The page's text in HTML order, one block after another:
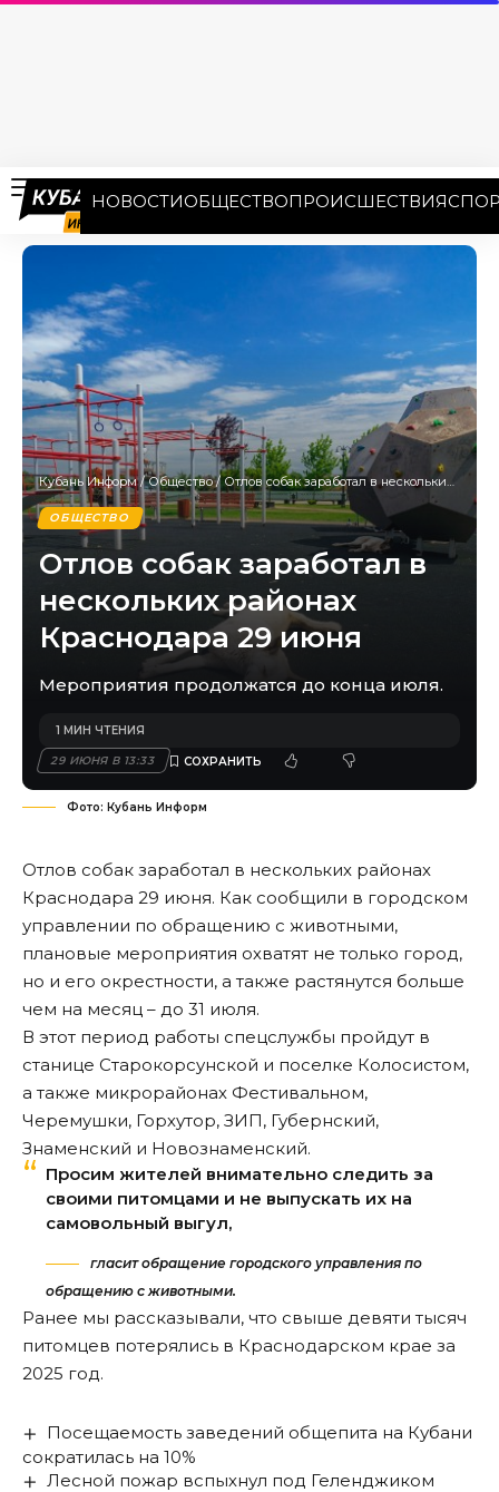
НОВОСТИОБЩЕСТВОПРОИСШЕСТВИЯ
Кубань Информ/Общество/Отлов собак заработал в нескольких районах Краснодара 29 июня
ОБЩЕСТВО
Отлов собак заработал в
нескольких районах
Краснодара 29 июня
Мероприятия продолжатся до конца июля.
29 ИЮНЯ В 13:33
1 МИН ЧТЕНИЯ
Фото: Кубань Информ
Отлов собак заработал в нескольких районах
Краснодара 29 июня. Как сообщили в городском
управлении по обращению с животными,
плановые мероприятия охватят не только город,
но и его окрестности, а также растянутся больше
чем на месяц – до 31 июля.
В этот период работы спецслужбы пройдут в
станице Старокорсунской и поселке Колосистом,
а также микрорайонах Фестивальном,
Черемушки, Горхутор, ЗИП, Губернский,
Знаменский и Новознаменский.
Просим жителей внимательно следить за
своими питомцами и не выпускать их на
самовольный выгул,
гласит обращение городского управления по
обращению с животными.
Ранее мы рассказывали, что свыше девяти тысяч
питомцев потерялись в Краснодарском крае за
2025 год.
Посещаемость заведений общепита на Кубани
сократилась на 10%
Лесной пожар вспыхнул под Геленджиком